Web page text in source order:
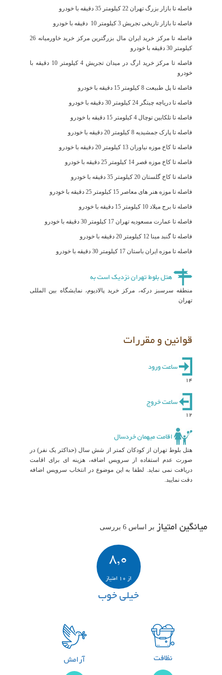
فاصله تا بازار بزرگ تهران 22 کیلومتر 35 دقیقه با خودرو
فاصله تا بازار تاریخی تجریش 3 کیلومتر 10 دقیقه با خودرو
فاصله تا مرکز خرید ایران مال بزرگترین مرکز خرید خاورمیانه 26
کیلومتر 30 دقیقه با خودرو
فاصله تا مرکز خرید ارگ در میدان تجریش 4 کیلومتر 10 دقیقه با
خودرو
فاصله تا پل طبیعت 8 کیلومتر 15 دقیقه با خودرو
فاصله تا دریاچه چیتگر 24 کیلومتر 30 دقیقه با خودرو
فاصله تا تلکابین توچال 4 کیلومتر 15 دقیقه با خودرو
فاصله تا پارک جمشیدیه 8 کیلومتر 20 دقیقه با خودرو
فاصله تا کاخ موزه نیاوران 13 کیلومتر 20 دقیقه با خودرو
فاصله تا کاخ موزه قصر 14 کیلومتر 25 دقیقه با خودرو
فاصله تا کاخ گلستان 20 کیلومتر 35 دقیقه با خودرو
فاصله تا موزه هنر های معاصر 15 کیلومتر 25 دقیقه با خودرو
فاصله تا برج میلاد 10 کیلومتر 15 دقیقه با خودرو
فاصله تا عمارت مسعودیه تهران 17 کیلومتر 30 دقیقه با خودرو
فاصله تا گنبد مینا 12 کیلومتر 20 دقیقه با خودرو
فاصله تا موزه ایران باستان 17 کیلومتر 30 دقیقه با خودرو
هتل بلوط تهران نزدیک است به
منطقه سرسبز درکه، مرکز خرید پالادیوم، نمایشگاه بین المللی
تهران
قوانین و مقررات
ساعت ورود
14
ساعت خروج
12
اقامت میهمان خردسال
هتل بلوط تهران از کودکان کمتر از شش سال (حداکثر یک نفر) در
صورت عدم استفاده از سرویس اضافه، هزینه ای برای اقامت
دریافت نمی نماید. لطفا به این موضوع در انتخاب سرویس اضافه
دقت نمایید.
میانگین امتیاز بر اساس 6 بررسی
8,0
از 10 امتیاز
خیلی خوب
نظافت آرامش